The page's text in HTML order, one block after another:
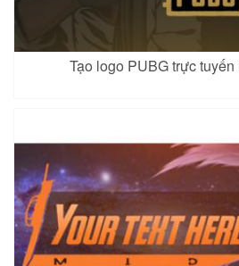
Tạo logo PUBG trực